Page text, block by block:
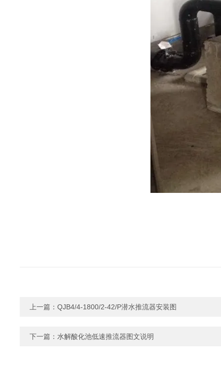
上一篇： QJB4/4-1800/2-42/P潜水推流器安装图
下一篇： 水解酸化池低速推流器图文说明